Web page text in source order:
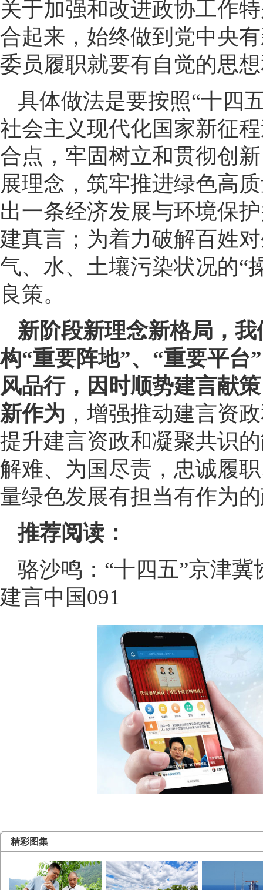
关于加强和改进政协工作
合起来，始终做到党中央
委员履职就要有自觉的思
具体做法是要按照“十四
社会主义现代化国家新征
合点，牢固树立和贯彻创
展理念，筑牢推进绿色高
出一条经济发展与环境保
建真言；为着力破解百姓
气、水、土壤污染状况的“
良策。
新阶段新理念新格局，
构“重要阵地”、“重要平台
风品行，因时顺势建言献
新作为 ，增强推动建言资
提升建言资政和凝聚共识
解难、为国尽责，忠诚履
量绿色发展有担当有作为
推荐阅读：
骆沙鸣：“十四五”京津
建言中国091